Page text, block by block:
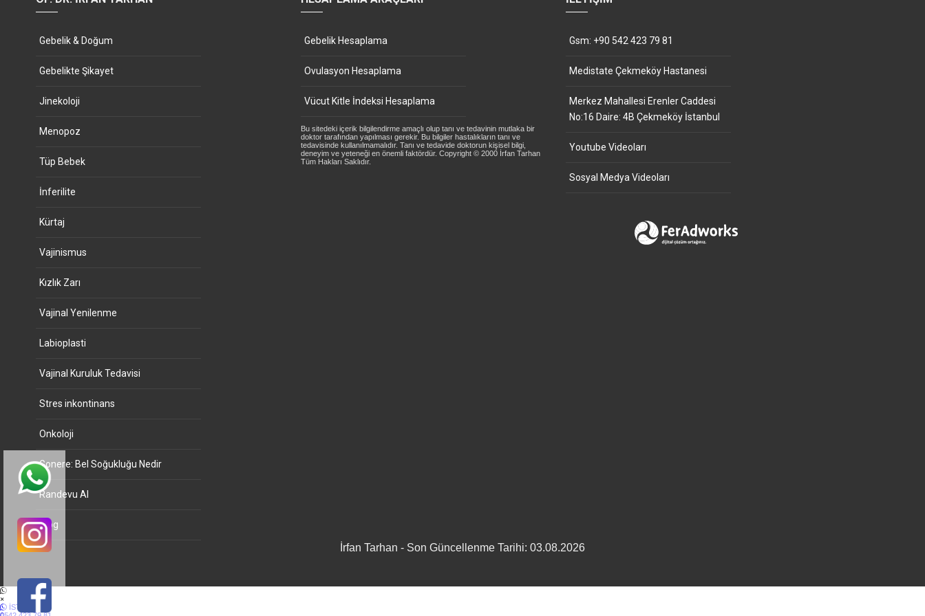
Gebelik & Doğum
Gebelikte Şikayet
Jinekoloji
Menopoz
Tüp Bebek
İnferilite
Kürtaj
Vajinismus
Kızlık Zarı
Vajinal Yenilenme
Labioplasti
Vajinal Kuruluk Tedavisi
Stres inkontinans
Onkoloji
Gonere: Bel Soğukluğu Nedir
Randevu Al
Blog
Gebelik Hesaplama
Ovulasyon Hesaplama
Vücut Kitle İndeksi Hesaplama
Bu sitedeki içerik bilgilendirme amaçlı olup tanı ve tedavinin mutlaka bir
doktor tarafından yapılması gerekir. Bu bilgiler hastalıkların tanı ve
tedavisinde kullanılmamalıdır. Tanı ve tedavide doktorun kişisel bilgi,
deneyim ve yeteneği en önemli faktördür. Copyright © 2000 İrfan Tarhan
Tüm Hakları Saklıdır.
Gsm: +90 542 423 79 81
Medistate Çekmeköy Hastanesi
Merkez Mahallesi Erenler Caddesi
No:16 Daire: 4B Çekmeköy İstanbul
Youtube Videoları
Sosyal Medya Videoları
İrfan Tarhan - Son Güncellenme Tarihi: 03.08.2026
×
İSTANBUL